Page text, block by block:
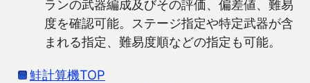
ランの武器編成及びその評価、偏差値、難易
度を確認可能。ステージ指定や特定武器が含
まれる指定、難易度順などの指定も可能。
鮭計算機TOP